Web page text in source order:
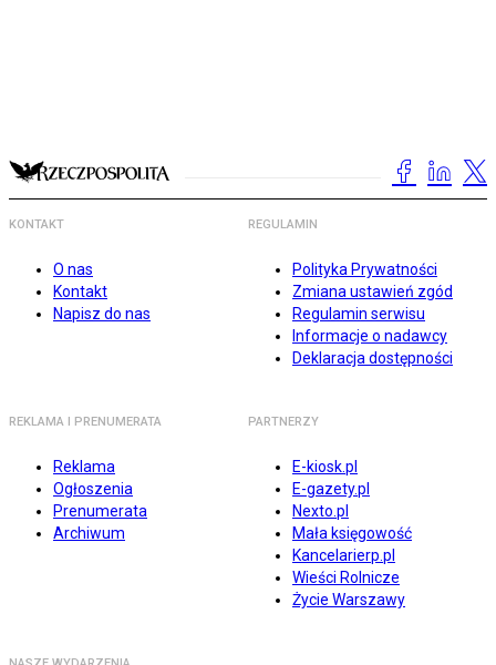
KONTAKT
O nas
Kontakt
Napisz do nas
REGULAMIN
Polityka Prywatności
Zmiana ustawień zgód
Regulamin serwisu
Informacje o nadawcy
Deklaracja dostępności
REKLAMA I PRENUMERATA
Reklama
Ogłoszenia
Prenumerata
Archiwum
PARTNERZY
E-kiosk.pl
E-gazety.pl
Nexto.pl
Mała księgowość
Kancelarierp.pl
Wieści Rolnicze
Życie Warszawy